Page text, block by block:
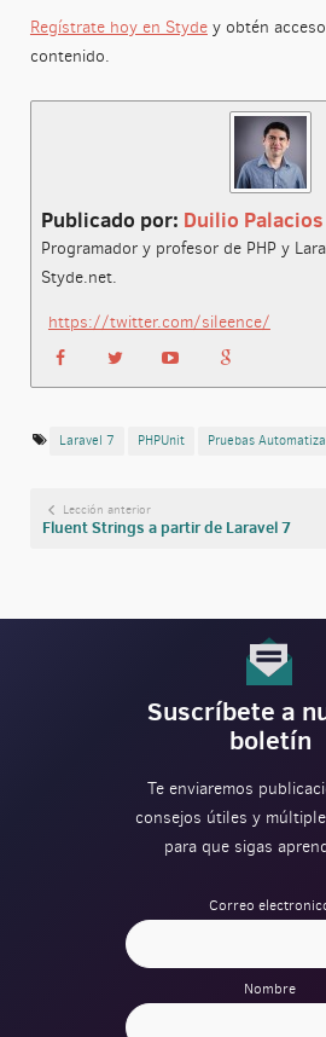
Regístrate hoy en Stydey obtén
contenido.
Publicado por: Duilio Palacios
Programador y profesor de PHP y
Styde.net.
https://twitter.com/sileence/
Laravel 7 PHPUnit Pruebas
Lección anterior
Fluent Strings a partir de Laravel 7
Suscríbete a
boletín
Te enviaremos
consejos útiles y
para que sigas
Correo
Nombre